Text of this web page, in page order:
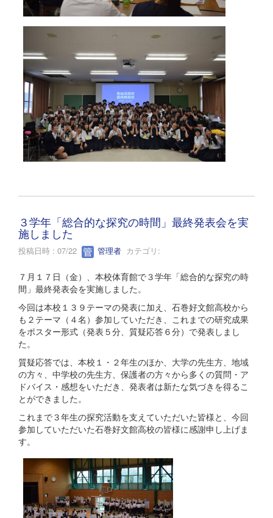
３学年「総合的な探究の時間」最終発表会を実
施しました
投稿日時 : 07/22 管理者 カテゴリ:
７月１７日（金）、本校体育館で３学年「総合的な探究の時
間」最終発表会を実施しました。
今回は本校１３９テーマの発表に加え、石巻好文館高校から
も２テーマ（４名）参加していただき、これまでの研究成果
をポスター形式（発表５分、質疑応答６分）で発表しまし
た。
質疑応答では、本校１・２年生のほか、大学の先生方、地域
の方々、中学校の先生方、保護者の方々から多くの質問・ア
ドバイス・感想をいただき、発表者は新たな気づきを得るこ
とができました。
これまで３年生の探究活動を支えていただいた皆様と、今回
参加していただいた石巻好文館高校の皆様に感謝申し上げま
す。